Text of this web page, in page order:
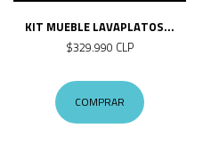
KIT MUEBLE LAVAPLATOS...
$329.990 CLP
COMPRAR